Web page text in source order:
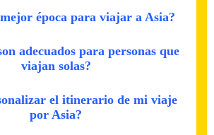
época para viajar a Asia?
adecuados para personas que
viajan solas?
el itinerario de mi viaje
por Asia?